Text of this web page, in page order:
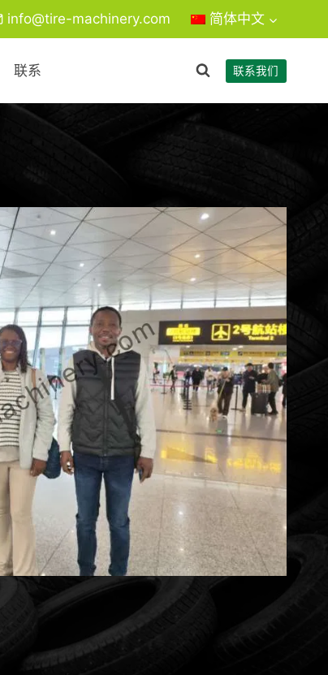
info@tire-machinery.com 简体中文
联系 联系我们